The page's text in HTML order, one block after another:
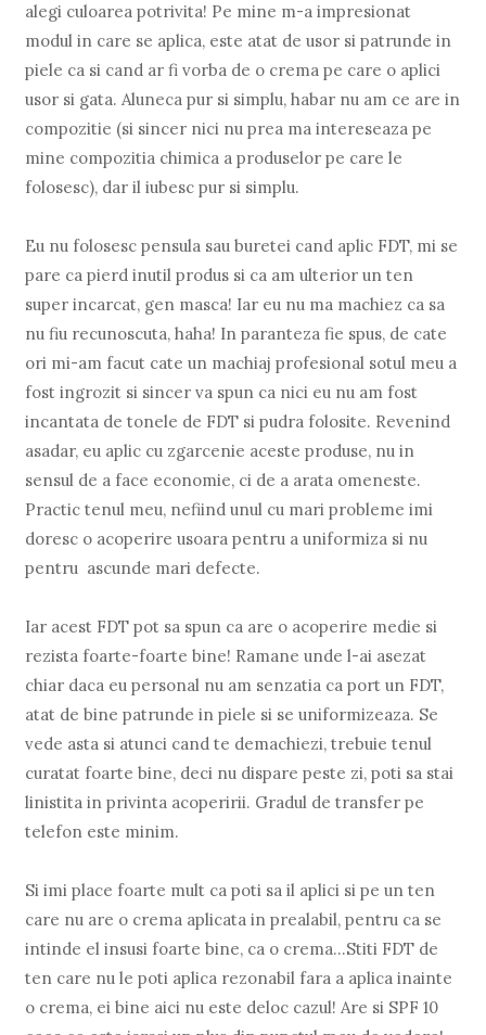
alegi culoarea potrivita! Pe mine m-a impresionat
modul in care se aplica, este atat de usor si patrunde in
piele ca si cand ar fi vorba de o crema pe care o aplici
usor si gata. Aluneca pur si simplu, habar nu am ce are in
compozitie (si sincer nici nu prea ma intereseaza pe
mine compozitia chimica a produselor pe care le
folosesc), dar il iubesc pur si simplu.
Eu nu folosesc pensula sau buretei cand aplic FDT, mi se
pare ca pierd inutil produs si ca am ulterior un ten
super incarcat, gen masca! Iar eu nu ma machiez ca sa
nu fiu recunoscuta, haha! In paranteza fie spus, de cate
ori mi-am facut cate un machiaj profesional sotul meu a
fost ingrozit si sincer va spun ca nici eu nu am fost
incantata de tonele de FDT si pudra folosite. Revenind
asadar, eu aplic cu zgarcenie aceste produse, nu in
sensul de a face economie, ci de a arata omeneste.
Practic tenul meu, nefiind unul cu mari probleme imi
doresc o acoperire usoara pentru a uniformiza si nu
pentru ascunde mari defecte.
Iar acest FDT pot sa spun ca are o acoperire medie si
rezista foarte-foarte bine! Ramane unde l-ai asezat
chiar daca eu personal nu am senzatia ca port un FDT,
atat de bine patrunde in piele si se uniformizeaza. Se
vede asta si atunci cand te demachiezi, trebuie tenul
curatat foarte bine, deci nu dispare peste zi, poti sa stai
linistita in privinta acoperirii. Gradul de transfer pe
telefon este minim.
Si imi place foarte mult ca poti sa il aplici si pe un ten
care nu are o crema aplicata in prealabil, pentru ca se
intinde el insusi foarte bine, ca o crema...Stiti FDT de
ten care nu le poti aplica rezonabil fara a aplica inainte
o crema, ei bine aici nu este deloc cazul! Are si SPF 10